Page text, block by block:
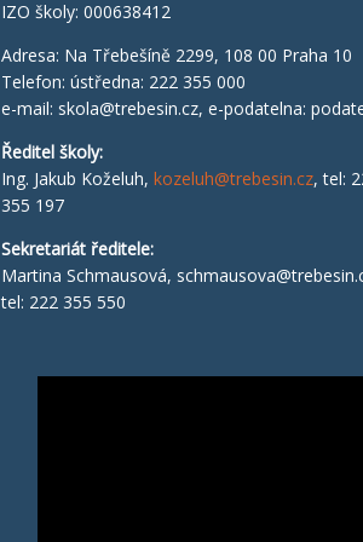
IZO školy: 000638412
Adresa: Na Třebešíně 2299, 108 00 Praha 10
Telefon: ústředna: 222 355 000
e-mail: skola@trebesin.cz, e-podatelna:
Ředitel školy:
Ing. Jakub Koželuh,kozeluh@trebesin.cz, tel:
355 197
Sekretariát ředitele:
Martina Schmausová,
tel: 222 355 550